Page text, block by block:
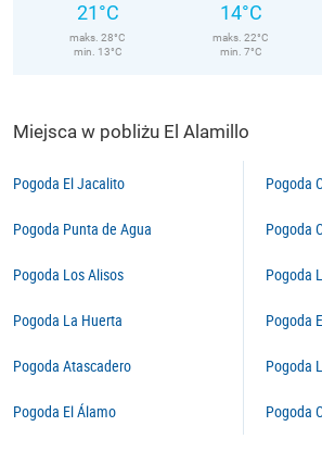
21°C
maks. 28°C
min. 13°C
14°C
maks. 22°C
min. 7°C
Miejsca w pobliżu El Alamillo
Pogoda El Jacalito
Pogoda Punta de Agua
Pogoda Los Alisos
Pogoda La Huerta
Pogoda Atascadero
Pogoda El Álamo
Pogoda
Pogoda
Pogoda
Pogoda
Pogoda
Pogoda